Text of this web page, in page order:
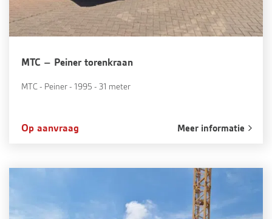
MTC – Peiner torenkraan
MTC - Peiner - 1995 - 31 meter
Op aanvraag Meer informatie